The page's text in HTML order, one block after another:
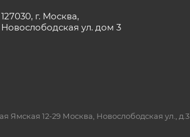
127030, г. Москва,
Новослободская ул. дом 3
Ямская 12-29 Москва, Новослободская ул., д.3